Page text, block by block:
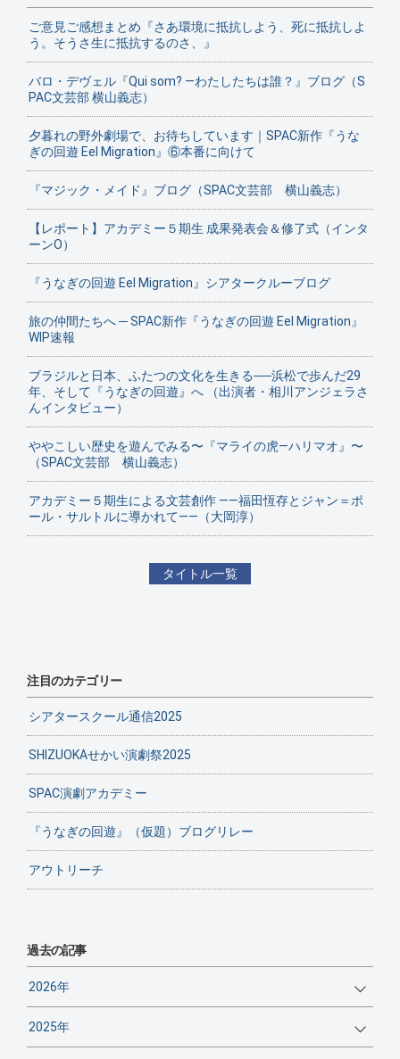
ご意見ご感想まとめ『さあ環境に抵抗しよう、死に抵抗しよ
う。そうさ生に抵抗するのさ、』
バロ・デヴェル『Qui som? ―わたしたちは誰？』ブログ（S
PAC文芸部 横山義志）
夕暮れの野外劇場で、お待ちしています｜SPAC新作『うな
ぎの回遊 Eel Migration』⑥本番に向けて
『マジック・メイド』ブログ（SPAC文芸部 横山義志）
【レポート】アカデミー５期生 成果発表会＆修了式（インタ
ーンO）
『うなぎの回遊 Eel Migration』シアタークルーブログ
旅の仲間たちへ ─ SPAC新作『うなぎの回遊 Eel Migration』
WIP速報
ブラジルと日本、ふたつの文化を生きる──浜松で歩んだ29
年、そして『うなぎの回遊』へ （出演者・相川アンジェラさ
んインタビュー）
ややこしい歴史を遊んでみる〜『マライの虎—ハリマオ』〜
（SPAC文芸部 横山義志）
アカデミー５期生による文芸創作 ——福田恆存とジャン＝ポ
ール・サルトルに導かれて——（大岡淳）
タイトル一覧
注目のカテゴリー
シアタースクール通信2025
SHIZUOKAせかい演劇祭2025
SPAC演劇アカデミー
『うなぎの回遊』（仮題）ブログリレー
アウトリーチ
過去の記事
2026年
2025年